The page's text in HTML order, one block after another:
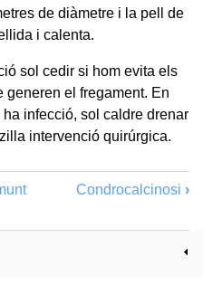
de diàmetre i la pell de
i calenta.
sol cedir si hom evita els
generen el fregament. En
infecció, sol caldre drenar
intervenció quirúrgica.
Condrocalcinosi ›